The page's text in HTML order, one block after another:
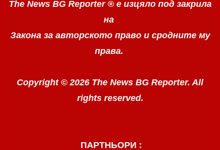
The News BG Reporter ® е изцяло под закрила
на
Закона за авторското право и сродните му
права.
Copyright © 2026 The News BG Reporter. All
rights reserved.
ПАРТНЬОРИ :